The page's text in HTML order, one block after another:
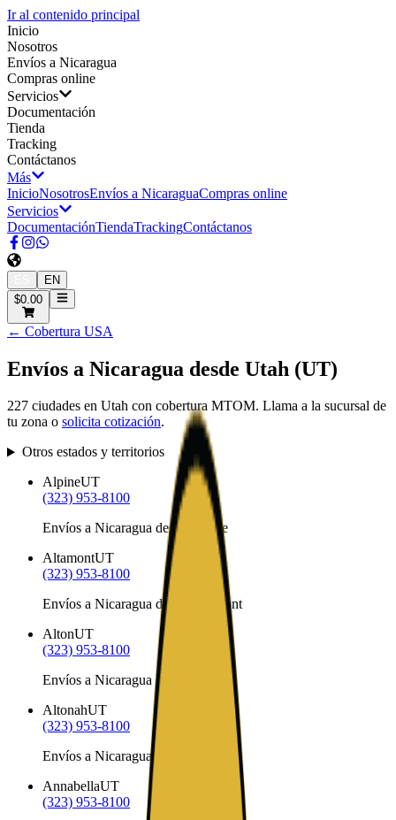
Ir al contenido principal
Inicio
Nosotros
Envíos a Nicaragua
Compras online
Servicios
Documentación
Tienda
Tracking
Contáctanos
Más
InicioNosotrosEnvíos a NicaraguaCompras online
Servicios
DocumentaciónTiendaTrackingContáctanos
EN
$0.00
← Cobertura USA
Envíos a Nicaragua desde Utah (UT)
227 ciudades en Utah con cobertura MTOM. Llama a la sucursal de
tu zona o solicita cotización.
Otros estados y territorios
AlpineUT
(323) 953-8100
Envíos a Nicaragua desde Alpine
AltamontUT
(323) 953-8100
Envíos a Nicaragua desde Altamont
AltonUT
(323) 953-8100
Envíos a Nicaragua desde Alton
AltonahUT
(323) 953-8100
Envíos a Nicaragua desde Altonah
AnnabellaUT
(323) 953-8100